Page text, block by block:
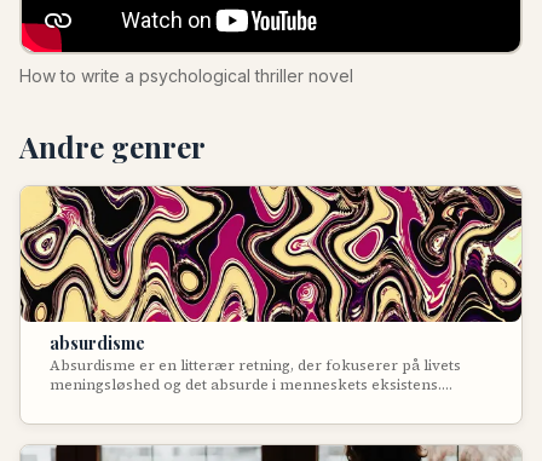
How to write a psychological thriller novel
Andre genrer
absurdisme
Absurdisme er en litterær retning, der fokuserer på livets
meningsløshed og det absurde i menneskets eksistens.
konflikten mellem menneskets søgen efter mening og
universets ligegyldighed.